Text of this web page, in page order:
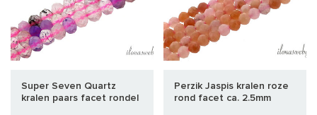
Super Seven Quartz
kralen paars facet rondel
Perzik Jaspis kralen roze
rond facet ca. 2.5mm